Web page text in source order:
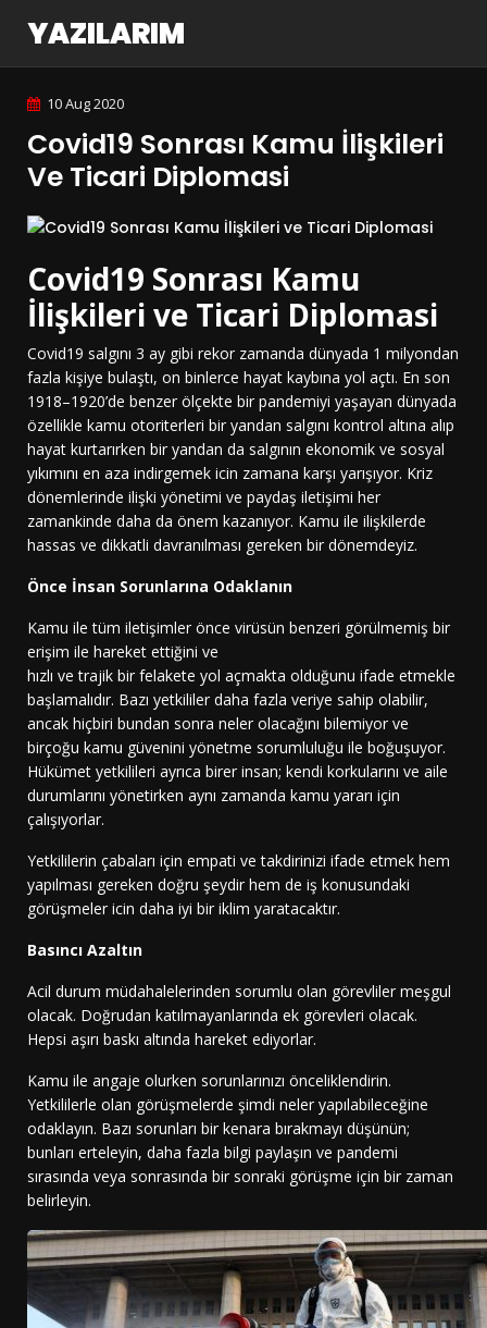
YAZILARIM
10 Aug 2020
Covid19 Sonrası Kamu İlişkileri
Ve Ticari Diplomasi
Covid19 Sonrası Kamu
İlişkileri ve Ticari Diplomasi
Covid19 salgını 3 ay gibi rekor zamanda dünyada 1 milyondan
fazla kişiye bulaştı, on binlerce hayat kaybına yol açtı. En son
1918–1920’de benzer ölçekte bir pandemiyi yaşayan dünyada
özellikle kamu otoriterleri bir yandan salgını kontrol altına alıp
hayat kurtarırken bir yandan da salgının ekonomik ve sosyal
yıkımını en aza indirgemek icin zamana karşı yarışıyor. Kriz
dönemlerinde ilişki yönetimi ve paydaş iletişimi her
zamankinde daha da önem kazanıyor. Kamu ile ilişkilerde
hassas ve dikkatli davranılması gereken bir dönemdeyiz.
Önce İnsan Sorunlarına Odaklanın
Kamu ile tüm iletişimler önce virüsün benzeri görülmemiş bir
erişim ile hareket ettiğini ve
hızlı ve trajik bir felakete yol açmakta olduğunu ifade etmekle
başlamalıdır. Bazı yetkililer daha fazla veriye sahip olabilir,
ancak hiçbiri bundan sonra neler olacağını bilemiyor ve
birçoğu kamu güvenini yönetme sorumluluğu ile boğuşuyor.
Hükümet yetkilileri ayrıca birer insan; kendi korkularını ve aile
durumlarını yönetirken aynı zamanda kamu yararı için
çalışıyorlar.
Yetkililerin çabaları için empati ve takdirinizi ifade etmek hem
yapılması gereken doğru şeydir hem de iş konusundaki
görüşmeler icin daha iyi bir iklim yaratacaktır.
Basıncı Azaltın
Acil durum müdahalelerinden sorumlu olan görevliler meşgul
olacak. Doğrudan katılmayanlarında ek görevleri olacak.
Hepsi aşırı baskı altında hareket ediyorlar.
Kamu ile angaje olurken sorunlarınızı önceliklendirin.
Yetkililerle olan görüşmelerde şimdi neler yapılabileceğine
odaklayın. Bazı sorunları bir kenara bırakmayı düşünün;
bunları erteleyin, daha fazla bilgi paylaşın ve pandemi
sırasında veya sonrasında bir sonraki görüşme için bir zaman
belirleyin.